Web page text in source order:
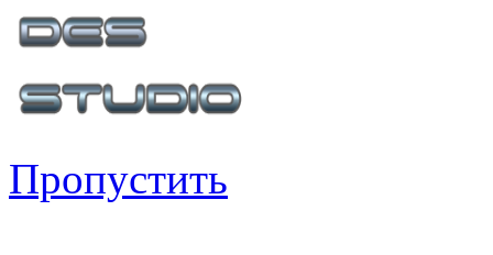
Пропустить